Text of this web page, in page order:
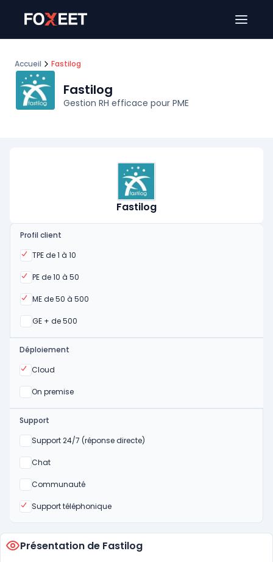
Accueil Fastilog
Fastilog
Gestion RH efficace pour PME
Fastilog
Profil client
TPE de 1 à 10
Oui
PE de 10 à 50
Oui
ME de 50 à 500
Oui
GE + de 500
Oui
Déploiement
Cloud
Oui
On premise
Oui
Support
Support 24/7 (réponse directe)
Non
Chat
Non
Communauté
Non
Support téléphonique
Oui
Présentation de Fastilog